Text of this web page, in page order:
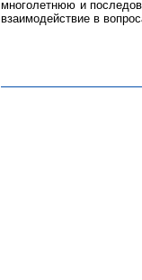
многолетнюю и
взаимодействие в